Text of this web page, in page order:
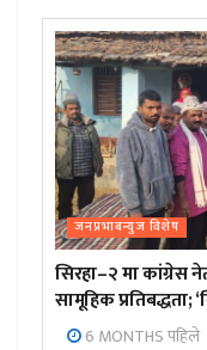
जनप्रभाबन्युज विशेष
सिरहा–२ मा कांग्रेस
सामूहिक प्रतिबद्धता;
6 MONTHS पहिले